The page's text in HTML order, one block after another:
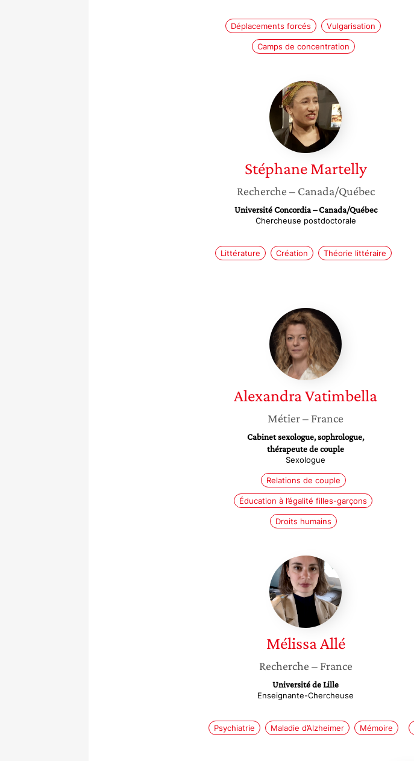
Déplacements forcés Vulgarisation
Camps de concentration
Stéphane
Martelly
Stéphane Martelly
Recherche – Canada/Québec
Université Concordia – Canada/Québec
Chercheuse postdoctorale
Littérature Création Théorie littéraire
Alexandra
Vatimbella
AlexandraVatimbella
Métier– France
Cabinet sexologue, sophrologue,
thérapeute de couple
Sexologue
Relations de couple
Éducation à l’égalité filles-garçons
Droits humains
Mélissa
Allé
MélissaAllé
Recherche – France
Université de Lille
Enseignante-Chercheuse
Psychiatrie Maladie d’Alzheimer Mémoire